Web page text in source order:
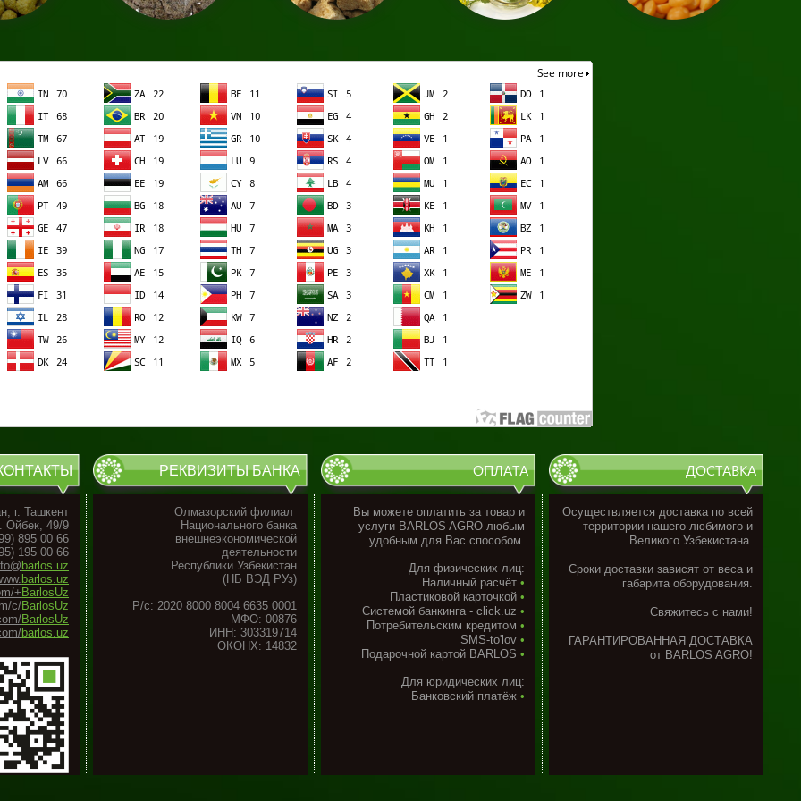
г. Ташкент
Ойбек, 49/9
895 00 66
195 00 66
barlos.uz
barlos.uz
+ BarlosUz
c/BarlosUz
BarlosUz
barlos.uz
РЕКВИЗИТЫ БАНКА
Олмазорский филиал
Национального банка
внешнеэкономической
деятельности
Республики Узбекистан
(НБ ВЭД РУз)
Р/с: 2020 8000 8004 6635 0001
МФО: 00876
ИНН: 303319714
ОКОНХ: 14832
ОПЛАТА
Вы можете оплатить за товар и
услуги BARLOS AGRO любым
удобным для Вас способом.
Для физических лиц:
Наличный расчёт •
Пластиковой карточкой •
Системой банкинга - сlick.uz •
Потребительским кредитом •
SMS-to'lov •
Подарочной картой BARLOS •
Для юридических лиц:
Банковский платёж •
ДОСТАВКА
Осуществляется доставка по всей
территории нашего любимого и
Великого Узбекистана.
Сроки доставки зависят от веса и
габарита оборудования.
Свяжитесь с нами!
ГАРАНТИРОВАННАЯ ДОСТАВКА
от BARLOS AGRO!